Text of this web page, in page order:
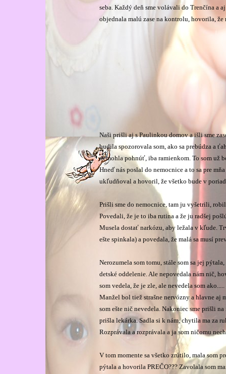
seba. Každý deň sme volávali do Trenčína a
objednala malú zase na kontrolu, hovorila,
Naši prišli aj s Paulinkou domov a išli sme
budila spozorovala som, ako sa prebúdza a
nemohla pohnúť, iba ramienkom. To som už
Hneď nás poslal do nemocnice a to sa pre
ukľudňoval a hovoril, že všetko bude v
Prišli sme do nemocnice, tam ju vyšetrili,
Povedali, že je to iba rutina a že ju radšej
Musela dostať narkózu, aby ležala v kľude.
ešte spinkala) a povedala, že malá sa musí
Nerozumela som tomu, stále som sa jej
detské oddelenie. Ale nepovedala nám nič,
som vedela, že je zle, ale nevedela som ako.....
Manžel bol tiež strašne nervózny a hlavne aj
som ešte nič nevedela. Nakoniec sme prišli
prišla lekárka. Sadla si k nám, chytila ma za
Rozprávala a rozprávala a ja som ničomu
V tom momente sa všetko zrútilo, mala som
pýtala a hovorila PREČO??? Zavolala som